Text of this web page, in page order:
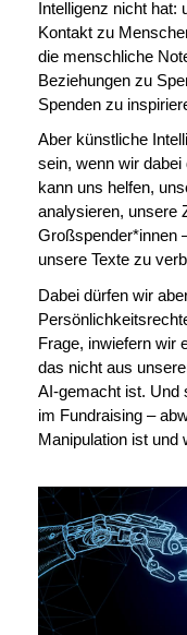
Intelligenz nicht hat:
Kontakt zu
die menschliche
Beziehungen zu
Spenden zu
Aber künstliche
sein, wenn wir
kann uns helfen,
analysieren, unsere
Großspender*innen
unsere Texte zu
Dabei dürfen wir
Frage, inwiefern wir
das nicht aus
AI-gemacht ist. Und
im Fundraising –
Manipulation ist und